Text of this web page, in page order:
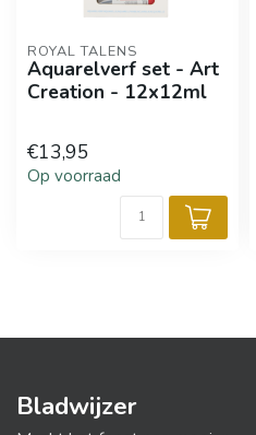
ROYAL TALENS
Aquarelverf set - Art
Creation - 12x12ml
€13,95
Op voorraad
Bladwijzer